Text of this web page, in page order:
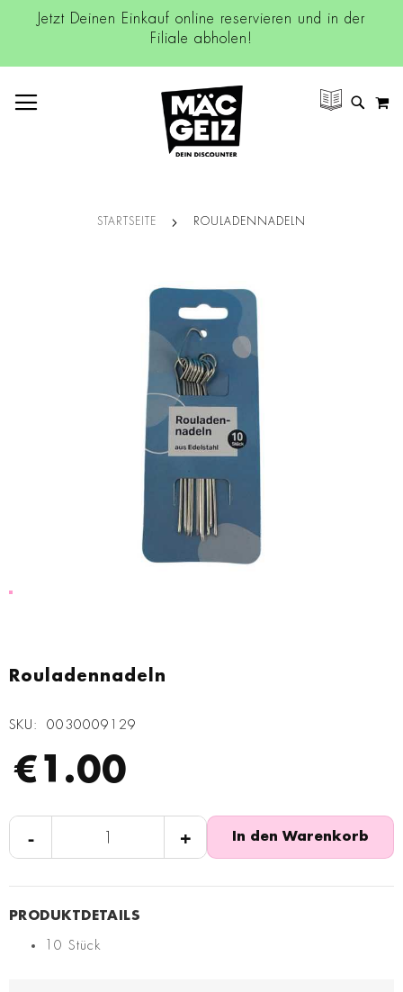
Jetzt Deinen Einkauf online reservieren und in der
Filiale abholen!
SUCHE
STARTSEITE ROULADENNADELN
Rouladennadeln
SKU 0030009129
€1.00
- + In den Warenkorb
10 Stück
Anfang
springen